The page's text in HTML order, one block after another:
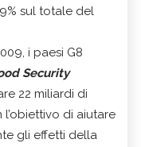
sul totale del
i paesi G8
Security
22 miliardi di
di aiutare
gli effetti della